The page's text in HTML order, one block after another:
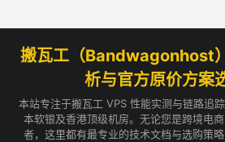
搬瓦工（Bandwagonhost
析与官方原价方案
本站专注于搬瓦工 VPS 性能实测与链路追
本软银及香港顶级机房。无论您是跨境电
者，这里都有最专业的技术文档与选购策